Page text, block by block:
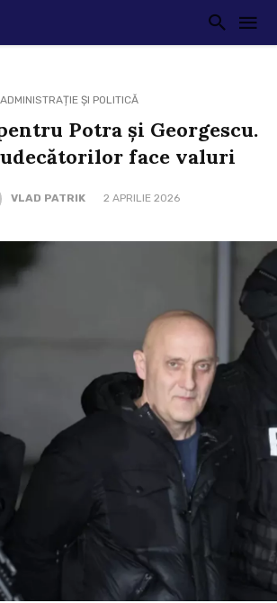
ADMINISTRAȚIE ȘI POLITICĂ
Potra și Georgescu.
face valuri
VLAD PATRIK 2 APRILIE 2026